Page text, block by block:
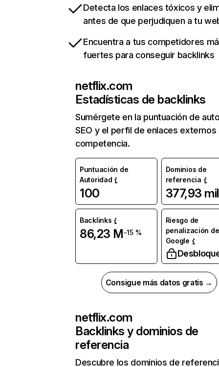
Detecta los enlaces tóxicos y
antes de que perjudiquen a tu
Encuentra a tus competidores
fuertes para conseguir backlinks
netflix.com
Estadísticas de backlinks
Sumérgete en la puntuación de
SEO y el perfil de enlaces externos
competencia.
Puntuación de
Autoridad
100
Dominios de
referencia
377,93 mil
Backlinks
86,23 M-15 %
Riesgo de
penalización de
Google
Consigue más datos gratis →
netflix.com
Backlinks y dominios de
referencia
Descubre los dominios de